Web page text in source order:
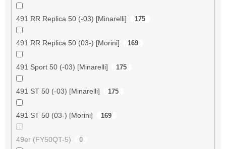
491 RR Replica 50 (-03) [Minarelli] 175
491 RR Replica 50 (03-) [Morini] 169
491 Sport 50 (-03) [Minarelli] 175
491 ST 50 (-03) [Minarelli] 175
491 ST 50 (03-) [Morini] 169
49er (FY50QT-5) 0